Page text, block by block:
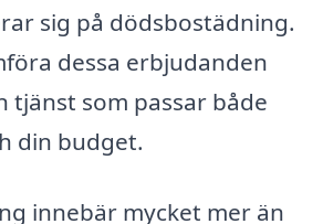
sig på dödsbostädning.
dessa erbjudanden
tjänst som passar både
din budget.
innebär mycket mer än